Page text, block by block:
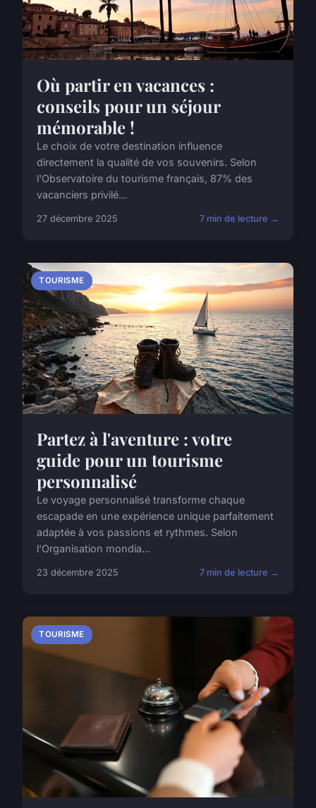
Où partir en vacances :
conseils pour un séjour
mémorable !
Le choix de votre destination influence
directement la qualité de vos souvenirs. Selon
l'Observatoire du tourisme français, 87% des
vacanciers privilé...
27 décembre 2025 7 min de lecture →
TOURISME
Partez à l'aventure : votre
guide pour un tourisme
personnalisé
Le voyage personnalisé transforme chaque
escapade en une expérience unique parfaitement
adaptée à vos passions et rythmes. Selon
l'Organisation mondia...
23 décembre 2025 7 min de lecture →
TOURISME